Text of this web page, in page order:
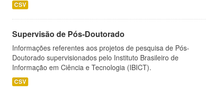
CSV
Supervisão de Pós-Doutorado
Informações referentes aos projetos de pesquisa de Pós-
Doutorado supervisionados pelo Instituto Brasileiro de
Informação em Ciência e Tecnologia (IBICT).
CSV